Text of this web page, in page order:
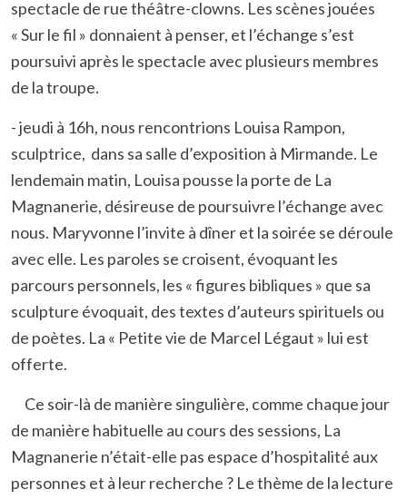
spectacle de rue théâtre-clowns. Les scènes jouées
« Sur le fil » donnaient à penser, et l’échange s’est
poursuivi après le spectacle avec plusieurs membres
de la troupe.
- jeudi à 16h, nous rencontrions Louisa Rampon,
sculptrice, dans sa salle d’exposition à Mirmande. Le
lendemain matin, Louisa pousse la porte de La
Magnanerie, désireuse de poursuivre l’échange avec
nous. Maryvonne l’invite à dîner et la soirée se déroule
avec elle. Les paroles se croisent, évoquant les
parcours personnels, les « figures bibliques » que sa
sculpture évoquait, des textes d’auteurs spirituels ou
de poètes. La « Petite vie de Marcel Légaut » lui est
offerte.
Ce soir-là de manière singulière, comme chaque jour
de manière habituelle au cours des sessions, La
Magnanerie n’était-elle pas espace d’hospitalité aux
personnes et à leur recherche ? Le thème de la lecture